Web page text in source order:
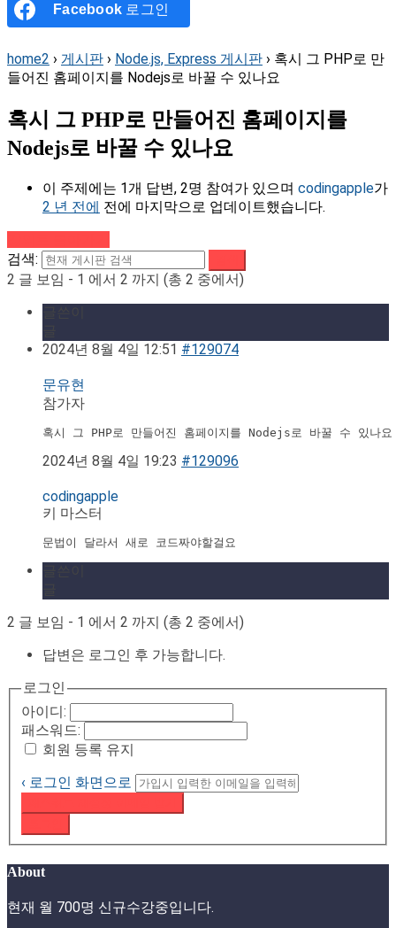
Facebook 로그인
home2 › 게시판 › Node.js, Express 게시판 › 혹시 그 PHP로 만
들어진 홈페이지를 Nodejs로 바꿀 수 있나요
혹시 그 PHP로 만들어진 홈페이지를
Nodejs로 바꿀 수 있나요
이 주제에는 1개 답변, 2명 참여가 있으며 codingapple가
2 년 전에 전에 마지막으로 업데이트했습니다.
검색:
2 글 보임 - 1 에서 2 까지 (총 2 중에서)
2024년 8월 4일 12:51 #129074
문유현
참가자
혹시 그 PHP로 만들어진 홈페이지를 Nodejs로 바꿀 수 있나요
2024년 8월 4일 19:23 #129096
codingapple
키 마스터
문법이 달라서 새로 코드짜야할걸요
2 글 보임 - 1 에서 2 까지 (총 2 중에서)
답변은 로그인 후 가능합니다.
로그인
아이디:
패스워드:
회원 등록 유지
‹ 로그인 화면으로
About
현재 월 700명 신규수강중입니다.